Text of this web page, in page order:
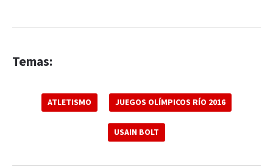
Temas:
ATLETISMO JUEGOS OLÍMPICOS RÍO 2016
USAIN BOLT